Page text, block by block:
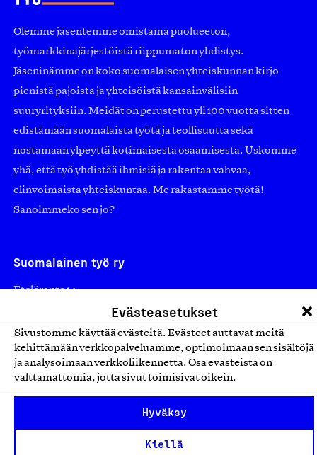
Evästeasetukset
Sivustomme käyttää evästeitä. Evästeet auttavat meitä
kehittämään verkkopalveluamme, optimoimaan sen sisältöjä
ja analysoimaan verkkoliikennettä. Osa evästeistä on
välttämättömiä, jotta sivut toimisivat oikein.
Hyväksy
Kiellä
Olemme jäsentemme omistama puolueeton,
työmarkkinajärjestöistä riippumaton yhdistys.
Jäseninämme on koko suomalaisen yhteiskunnan kirjo
pienistä pajoista ja yhteisöistä kansainvälisiin
suuryrityksiin. Meidät on perustettu yli 100 vuotta sitten
edistämään suomalaista työtä ja teollisuutta sekä
nostamaan ylpeyttä kotimaisesta osaamisesta. Uskomme
yhä, että työ yhdistää ihmisiä ja rakentaa vahvaa,
elinvoimaista yhteiskuntaa. Me rakastamme työtä!
Sanoimmeko sen jo?
Suomalainen työ ry
Eteläranta 14,
Finland
asiakaspalvelu@suomalainentyo.fi
laskutus@suomalainentyo.fi